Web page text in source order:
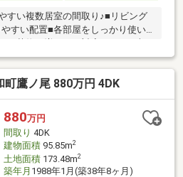
すい複数居室の間取り♪■リビング
すい配置■各部屋をしっかり使い
理なく続く戸建て暮らし
町鷹ノ尾 880万円 4DK
880万円
間取り 4DK
建物面積95.85m2
土地面積173.48m2
築年月 1988年1月(築38年8ヶ月)